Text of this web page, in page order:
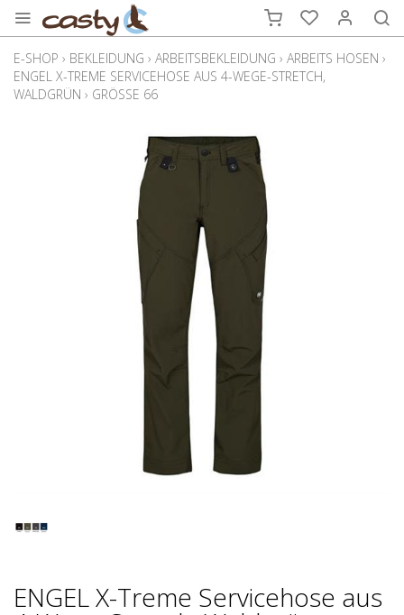
E-SHOP › BEKLEIDUNG › ARBEITSBEKLEIDUNG › ARBEITS HOSEN ›
ENGEL X-TREME SERVICEHOSE AUS 4-WEGE-STRETCH,
WALDGRÜN › GRÖSSE 66
ENGEL X-Treme Servicehose aus